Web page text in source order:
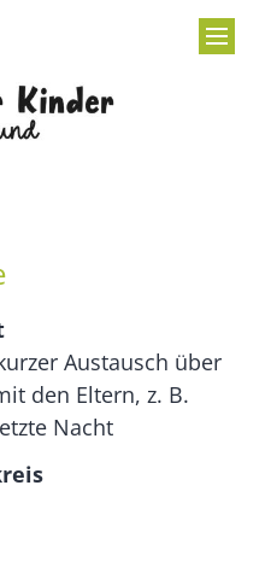
Austausch über
den Eltern, z. B.
Nacht